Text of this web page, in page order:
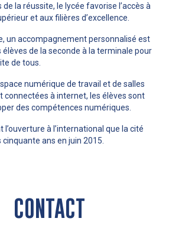
la réussite, le lycée favorise l’accès à
et aux filières d’excellence.
un accompagnement personnalisé est
élèves de la seconde à la terminale pour
de tous.
numérique de travail et de salles
connectées à internet, les élèves sont
des compétences numériques.
l’ouverture à l’international que la cité
ans en juin 2015.
CONTACT